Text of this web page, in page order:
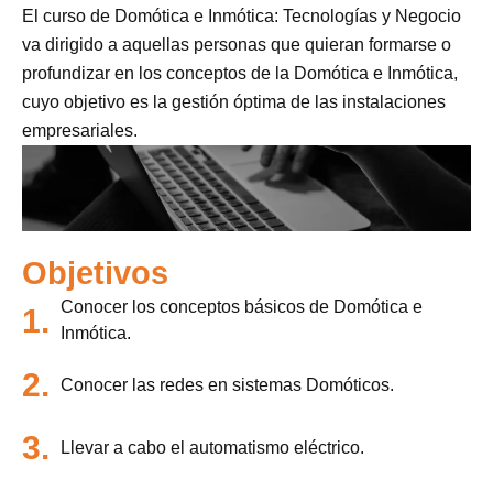
El curso de Domótica e Inmótica: Tecnologías y Negocio
va dirigido a aquellas personas que quieran formarse o
profundizar en los conceptos de la Domótica e Inmótica,
cuyo objetivo es la gestión óptima de las instalaciones
empresariales.
Objetivos
1.
Conocer los conceptos básicos de Domótica e
Inmótica.
2. Conocer las redes en sistemas Domóticos.
3. Llevar a cabo el automatismo eléctrico.